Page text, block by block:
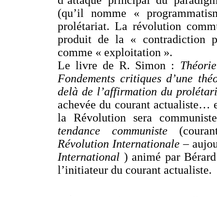
(qu’il nomme «
prolétariat. La révolution
produit de la « contradiction
comme « exploitation ».
Le livre de R. Simon :
Fondements critiques d’une
delà de l’affirmation du
achevée du courant actualiste…
la Révolution sera
tendance communiste
Révolution Internationale –
International ) animé par
l’initiateur du courant actualiste.